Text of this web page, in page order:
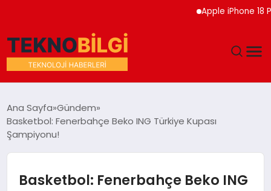
Apple iPhone 18 Pro
DÜNYA
Ana Sayfa Gündem
Basketbol: Fenerbahçe Beko ING Türkiye Kupası
Şampiyonu!
Basketbol: Fenerbahçe Beko ING